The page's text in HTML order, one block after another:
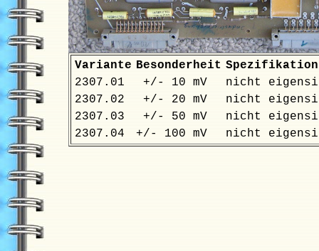
Variante Besonderheit Spezifikation
2307.01
+/- 10 mV
nicht
2307.02
+/- 20 mV
nicht
2307.03
+/- 50 mV
nicht
2307.04
+/- 100 mV nicht